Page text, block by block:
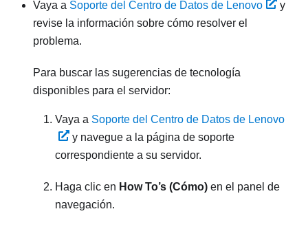
Vaya a Soporte del Centro de Datos de Lenovo
y
revise la información sobre cómo resolver el
problema.
Para buscar las sugerencias de tecnología
disponibles para el servidor:
Vaya a Soporte del Centro de Datos de Lenovo
y navegue a la página de soporte
correspondiente a su servidor.
Haga clic en How To’s (Cómo) en el panel de
navegación.